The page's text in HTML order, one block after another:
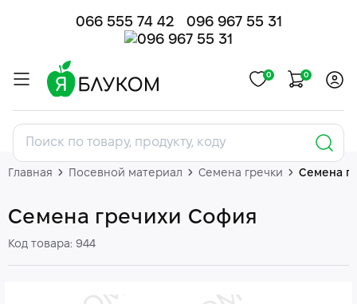
066 555 74 42 096 967 55 31
0 0
Главная Посевной материал Семена гречки Семена
Семена гречихи София
Код товара: 944